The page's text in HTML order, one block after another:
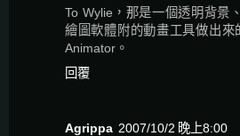
To Wylie，那是一個透明背景
繪圖軟體附的動畫工具做出來
Animator。
回覆
Agrippa 2007/10/2 晚上8:00